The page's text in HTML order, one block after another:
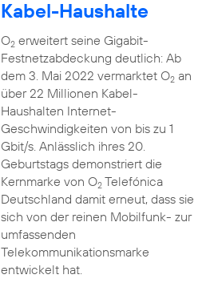
Kabel-Haushalte
O2erweitert seine Gigabit-
Festnetzabdeckung deutlich: Ab
dem 3. Mai 2022 vermarktet O2an
über 22 Millionen Kabel-
Haushalten Internet-
Geschwindigkeiten von bis zu 1
Gbit/s. Anlässlich ihres 20.
Geburtstags demonstriert die
Kernmarke von O2Telefónica
Deutschland damit erneut, dass sie
sich von der reinen Mobilfunk- zur
umfassenden
Telekommunikationsmarke
entwickelt hat.